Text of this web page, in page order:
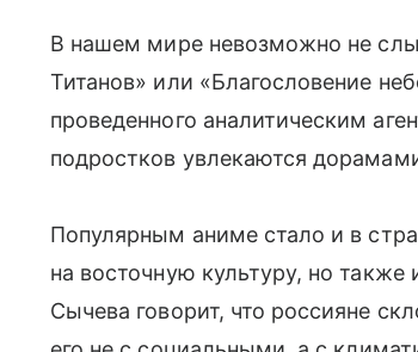
В нашем мире невозможно не
Титанов» или «Благословение
проведенного аналитическим
подростков увлекаются
Популярным аниме стало и в
на восточную культуру, но
Сычева говорит, что россияне